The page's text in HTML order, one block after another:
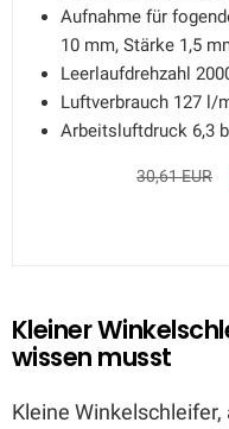
Aufnahme für
10 mm, Stärke 1,5
Leerlaufdrehzahl
Luftverbrauch 127 l/
Arbeitsluftdruck 6,3
30,61 EUR
Kleiner
wissen musst
Kleine